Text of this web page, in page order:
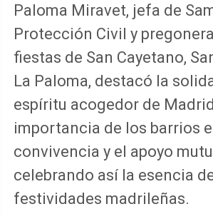
Paloma Miravet, jefa de
Protección Civil y
fiestas de San Cayetano,
La Paloma, destacó la
espíritu acogedor de
importancia de los barrios
convivencia y el apoyo
celebrando así la esencia
festividades madrileñas.